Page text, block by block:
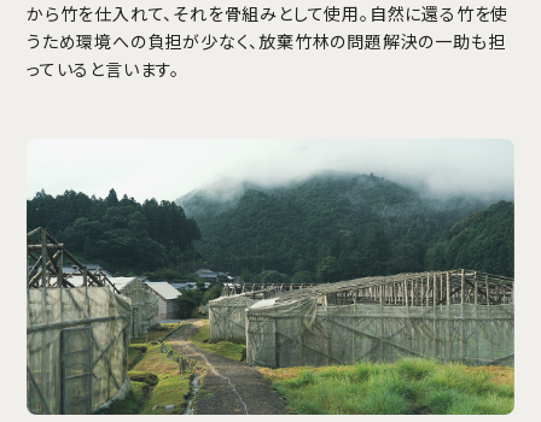
から竹を仕入れて、それを骨組みとして使用。自然に還る竹を使
うため環境への負担が少なく、放棄竹林の問題解決の一助も担
っていると言います。